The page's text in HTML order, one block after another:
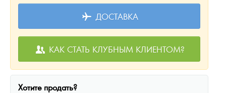
ДОСТАВКА
КАК СТАТЬ КЛУБНЫМ КЛИЕНТОМ?
Хотите продать?